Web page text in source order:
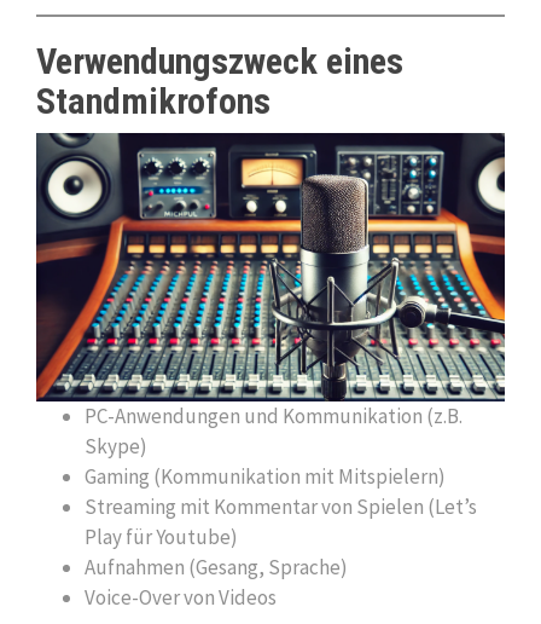
Verwendungszweck eines
Standmikrofons
PC-Anwendungen und Kommunikation (z.B.
Skype)
Gaming (Kommunikation mit Mitspielern)
Streaming mit Kommentar von Spielen (Let’s
Play für Youtube)
Aufnahmen (Gesang, Sprache)
Voice-Over von Videos